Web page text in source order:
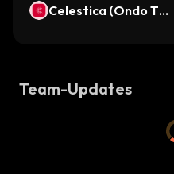
nized)
Celestica (Ondo To
Team-Updates